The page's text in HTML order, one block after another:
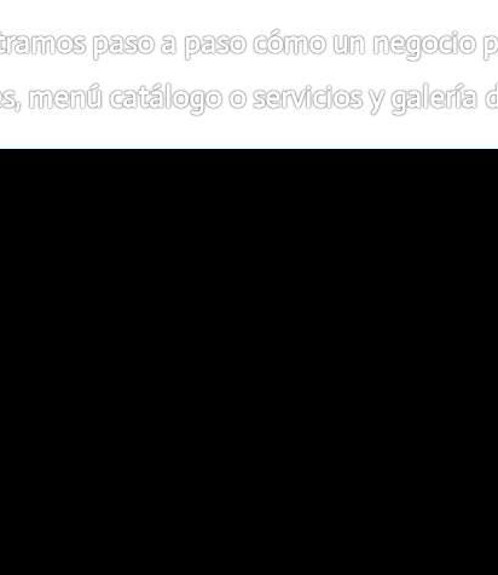
paso a paso cómo un negocio
menú catálogo o servicios y galería